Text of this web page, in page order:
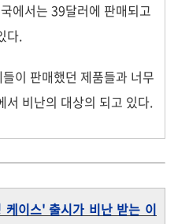
에서는 39달러에 판매되고
다.
이 판매했던 제품들과 너무
서 비난의 대상의 되고 있다.
이스' 출시가 비난 받는 이